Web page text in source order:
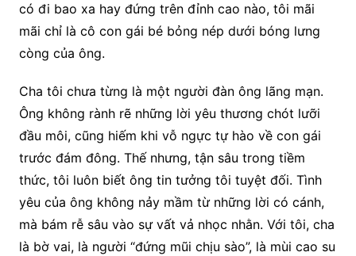
có đi bao xa hay đứng trên đỉnh cao nào, tôi mãi
mãi chỉ là cô con gái bé bỏng nép dưới bóng lưng
còng của ông.
Cha tôi chưa từng là một người đàn ông lãng mạn.
Ông không rành rẽ những lời yêu thương chót lưỡi
đầu môi, cũng hiếm khi vỗ ngực tự hào về con gái
trước đám đông. Thế nhưng, tận sâu trong tiềm
thức, tôi luôn biết ông tin tưởng tôi tuyệt đối. Tình
yêu của ông không nảy mầm từ những lời có cánh,
mà bám rễ sâu vào sự vất vả nhọc nhằn. Với tôi, cha
là bờ vai, là người “đứng mũi chịu sào”, là mùi cao su